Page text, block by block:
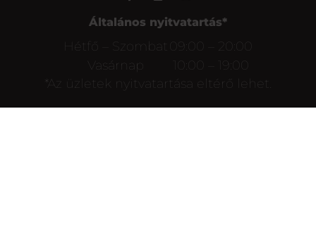
Általános nyitvatartás*
Hétfő – Szombat
09:00 – 20:00
Vasárnap
10:00 – 19:00
*Az üzletek nyitvatartása eltérő lehet.